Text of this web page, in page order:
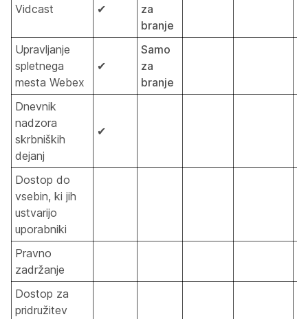
Vidcast ✔
za
branje
Upravljanje
spletnega
mesta Webex
✔
Samo
za
branje
Dnevnik
nadzora
skrbniških
dejanj
✔
Dostop do
vsebin, ki jih
ustvarijo
uporabniki
Pravno
zadržanje
Dostop za
pridružitev